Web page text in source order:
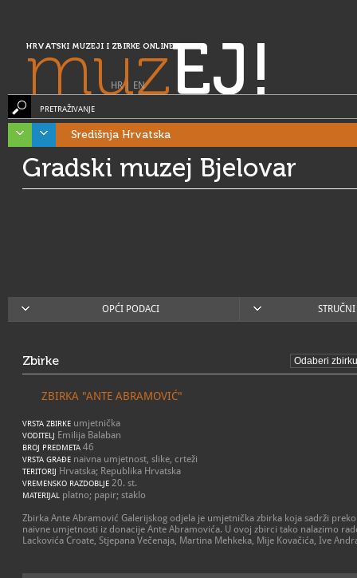
HRVATSKI MUZEJI I ZBIRKE ONLINE
muzEJ!
HR| EN
PRETRAŽIVANJE
Središnja Hrvatska
Gradski muzej Bjelovar
OPĆI PODACI
Zbirke
ZBIRKA "ANTE ABRAMOVIĆ"
VRSTA ZBIRKE umjetnička
VODITELJ Emilija Balaban
BROJ PREDMETA 46
VRSTA GRAĐE naivna umjetnost, slike, crteži
TERITORIJ Hrvatska; Republika Hrvatska
VREMENSKO RAZDOBLJE 20. st.
MATERIJAL platno; papir; staklo
Zbirka Ante Abramović Galerijskog odjela je umjetnička zbirka koja sadrži
naivne umjetnosti iz donacije Ante Abramovića. U ovoj zbirci tako nalazimo
Lackovića Croate, Stjepana Večenaja, Martina Mehkeka, Mije Kovačića, Ive